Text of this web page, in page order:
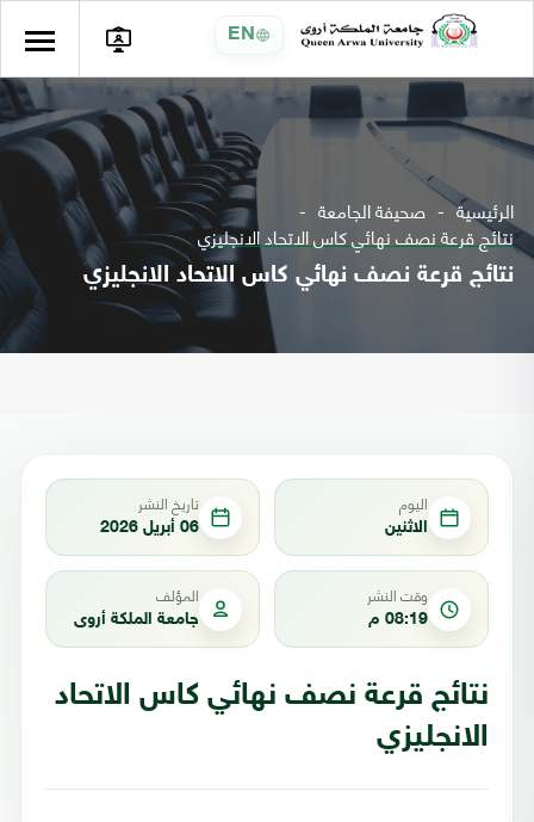
EN
الرئيسية صحيفة الجامعة
نتائج قرعة نصف نهائي كاس الاتحاد الانجليزي
نتائج قرعة نصف نهائي كاس الاتحاد الانجليزي
اليوم
الاثنين
تاريخ النشر
06 أبريل 2026
وقت النشر
08:19 م
المؤلف
جامعة الملكة أروى
نتائج قرعة نصف نهائي كاس الاتحاد
الانجليزي